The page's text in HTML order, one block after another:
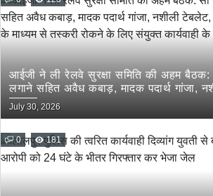
आईजी ने ली रेलवे सुरक्षा समिति की अहम बैठक:
लगाने सहित अवैध कबाड़, मादक पदार्थ गांजा,
इत्यादि की रेलवे के माध्यम से तस्करी रोकने के
के दिये गये निर्देश
July 30, 2026
0 181